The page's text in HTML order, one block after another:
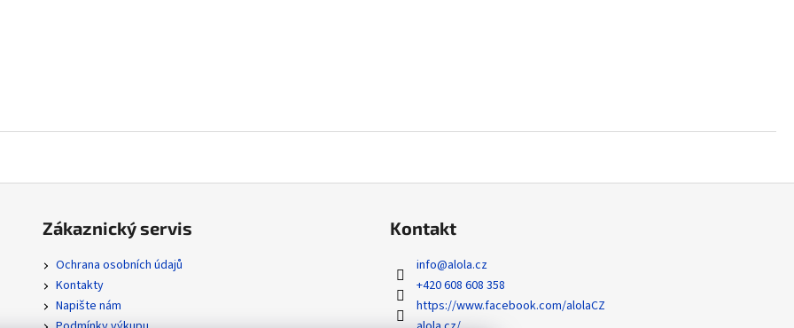
Zákaznický servis
Ochrana osobních údajů
Kontakty
Napište nám
Kontakt
info@alola.cz
+420 608 608 358
https://www.facebook.com/alolaCZ